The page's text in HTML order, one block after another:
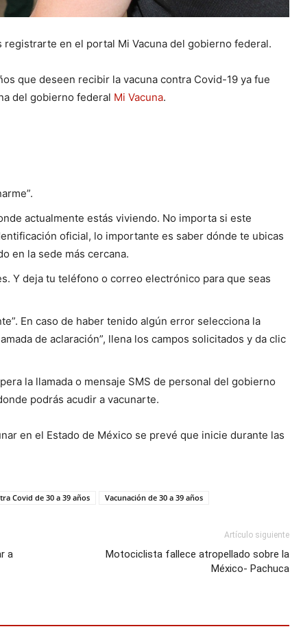
en el portal Mi Vacuna del gobierno federal.
que deseen recibir la vacuna contra Covid-19 ya fue
del gobierno federal Mi Vacuna.
actualmente estás viviendo. No importa si este
oficial, lo importante es saber dónde te ubicas
en la sede más cercana.
Y deja tu teléfono o correo electrónico para que seas
En caso de haber tenido algún error selecciona la
de aclaración”, llena los campos solicitados y da clic
la llamada o mensaje SMS de personal del gobierno
podrás acudir a vacunarte.
en el Estado de México se prevé que inicie durante las
Covid de 30 a 39 años Vacunación de 30 a 39 años
a
Artículo siguiente
Motociclista fallece atropellado sobre la
México- Pachuca